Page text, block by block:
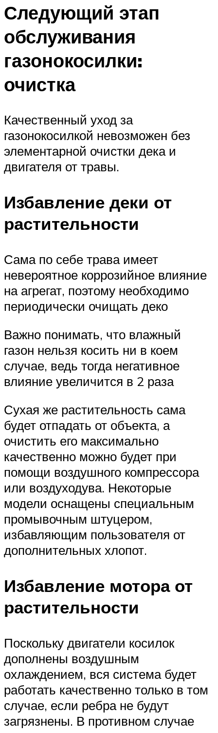
Следующий этап
обслуживания
газонокосилки:
очистка
Качественный уход за
газонокосилкой невозможен без
элементарной очистки дека и
двигателя от травы.
Избавление деки от
растительности
Сама по себе трава имеет
невероятное коррозийное влияние
на агрегат, поэтому необходимо
периодически очищать деко
Важно понимать, что влажный
газон нельзя косить ни в коем
случае, ведь тогда негативное
влияние увеличится в 2 раза
Сухая же растительность сама
будет отпадать от объекта, а
очистить его максимально
качественно можно будет при
помощи воздушного компрессора
или воздуходува. Некоторые
модели оснащены специальным
промывочным штуцером,
избавляющим пользователя от
дополнительных хлопот.
Избавление мотора от
растительности
Поскольку двигатели косилок
дополнены воздушным
охлаждением, вся система будет
работать качественно только в том
случае, если ребра не будут
загрязнены. В противном случае